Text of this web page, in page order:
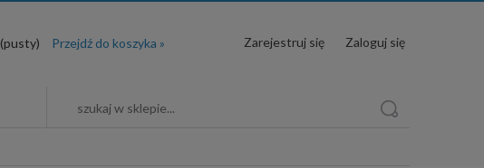
Zarejestruj się Zaloguj się
(pusty)